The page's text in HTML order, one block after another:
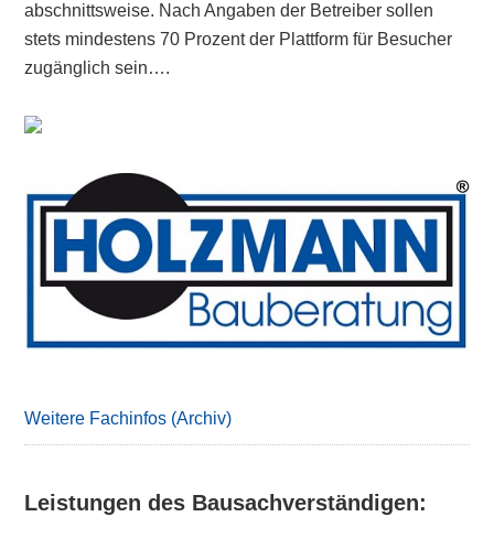
abschnittsweise. Nach Angaben der Betreiber sollen
stets mindestens 70 Prozent der Plattform für Besucher
zugänglich sein….
Primary
Sidebar
Weitere Fachinfos (Archiv)
Leistungen des Bausachverständigen: